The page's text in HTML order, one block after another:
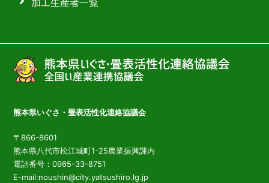
加工生産者一覧
熊本県いぐさ・畳表活性化連絡協議会
〒866-8601
熊本県八代市松江城町1-25農業振興課内
電話番号：0965-33-8751
E-mail:noushin@city.yatsushiro.lg.jp